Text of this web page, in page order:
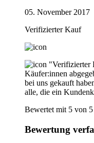
05. November 2017
Verifizierter Kauf
"Verifizierter
Käufer:innen
bei uns gekauft
alle, die ein
Bewertet mit 5 von 5
Bewertung